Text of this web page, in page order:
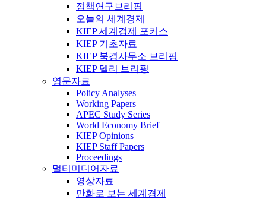
정책연구브리핑
오늘의 세계경제
KIEP 세계경제 포커스
KIEP 기초자료
KIEP 북경사무소 브리핑
KIEP 델리 브리핑
영문자료
Policy Analyses
Working Papers
APEC Study Series
World Economy Brief
KIEP Opinions
KIEP Staff Papers
Proceedings
멀티미디어자료
영상자료
만화로 보는 세계경제